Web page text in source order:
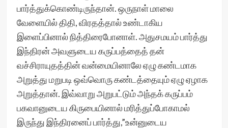
பார்த்துக்கொண்டிருந்தான். ஒருநாள் மாலை
வேளையில் திதி, விரதத்தால் உண்டாகிய
இளைப்பினால் நித்திரைபோனாள். அதுசமயம் பார்த்து
இந்திரன் அவளுடைய கருப்பத்தைத் தன்
வச்சிராயுதத்தின் வன்மையினாலே ஏழு கண்டமாக
அறுத்து மறுபடி ஒவ்வொரு கண்டத்தையும் ஏழு ஏழாக
அறுத்தான். இவ்வாறு அறுபட்டும் அந்தக் கருப்பம்
பகவானுடைய கிருபையினால் மரித்துப்போகாமல்
இருந்து இந்திரனைப் பார்த்து,”உன்னுடைய